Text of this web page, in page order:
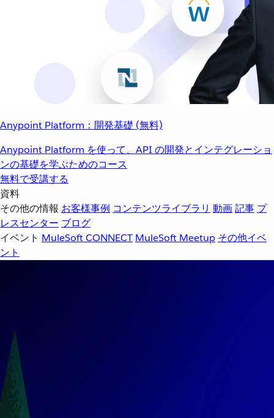
Anypoint Platform：開発基礎 (無料)
Anypoint Platform を使って、API の開発とインテグレーショ
ンの基礎を学ぶためのコース
無料で受講する
資料
その他の情報 お客様事例 コンテンツライブラリ 動画記事 プ
レスセンター ブログ
イベント MuleSoft CONNECT MuleSoft Meetup その他イベ
ント